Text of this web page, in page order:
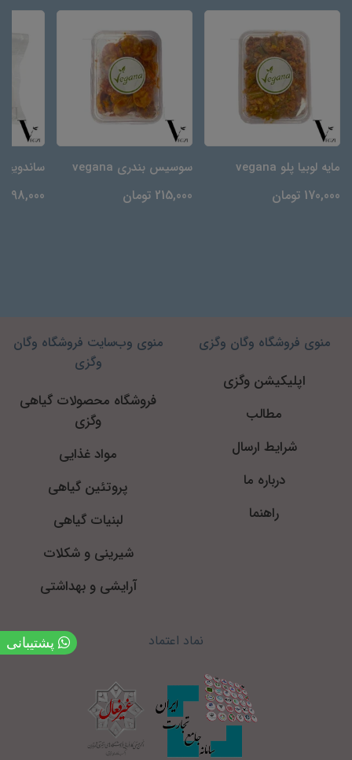
مایه لوبیا پلو vegana
170,000 تومان
سوسیس بندری vegana
215,000 تومان
ساندویچ
198,000 تومان
منوی فروشگاه وگان وگزی
اپلیکیشن وگزی
مطالب
شرایط ارسال
درباره ما
راهنما
منوی وب‌سایت فروشگاه وگان
وگزی
فروشگاه محصولات گیاهی
وگزی
مواد غذایی
پروتئین گیاهی
لبنیات گیاهی
شیرینی و شکلات
آرایشی و بهداشتی
نماد اعتماد پشتیبانی